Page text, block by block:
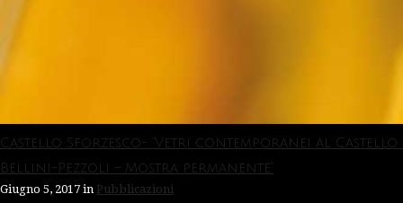
Castello Sforzesco- “Vetri contemporanei al
Bellini-Pezzoli – Mostra permanente”
Giugno 5, 2017 in Pubblicazioni